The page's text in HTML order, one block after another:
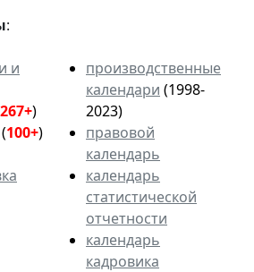
:
и
)
(100+)
производственные
календари (1998-
2023)
правовой
календарь
календарь
статистической
отчетности
календарь
кадровика